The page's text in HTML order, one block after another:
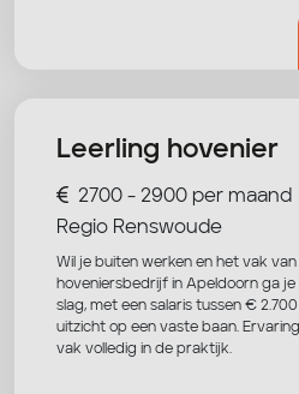
Leerling hovenier
2700 - 2900 per maand
Regio Renswoude
Wil je buiten werken en het vak van
hoveniersbedrijf in Apeldoorn ga je
slag, met een salaris tussen €
uitzicht op een vaste baan.
vak volledig in de praktijk.